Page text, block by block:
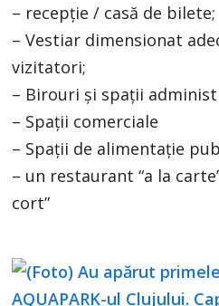
– recepție / casă de bilete;
– Vestiar dimensionat
vizitatori;
– Birouri și spații
– Spații comerciale
– Spații de alimentație
– un restaurant “a la
cort”